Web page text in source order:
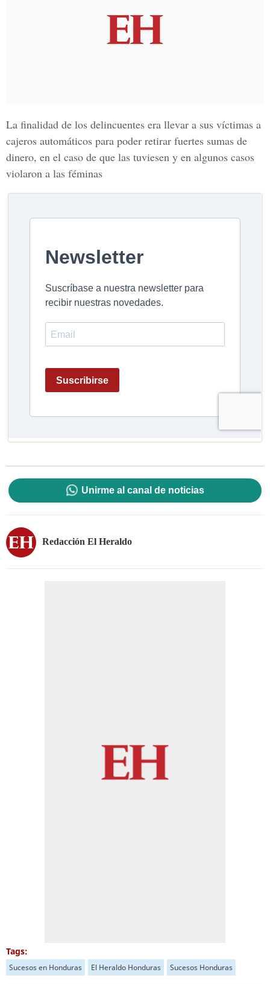
La finalidad de los delincuentes era llevar a sus víctimas a
cajeros automáticos para poder retirar fuertes sumas de
dinero, en el caso de que las tuviesen y en algunos casos
violaron a las féminas
Unirme al canal de noticias
Redacción El Heraldo
Tags:
Sucesos en Honduras El Heraldo Honduras Sucesos Honduras